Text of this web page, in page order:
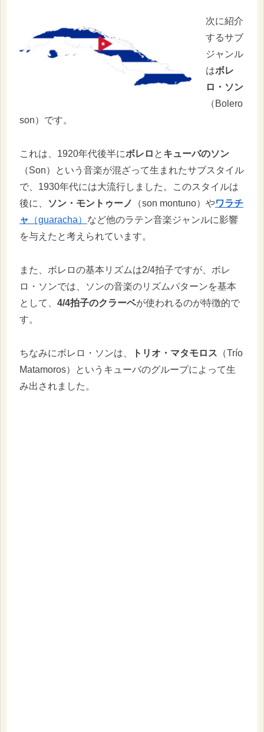
次に紹介
するサブ
ジャンル
はボレ
ロ・ソン
（Bolero
son）です。
これは、1920年代後半にボレロ と キューバのソン
（Son）という音楽が混ざって生まれたサブスタイル
で、1930年代には大流行しました。このスタイルは
後に、
ソン・モントゥーノ （son montuno）やワラチ
ャ
（guaracha） など他のラテン音楽ジャンルに影響
を与えたと考えられています。
また、ボレロの基本リズムは2/4拍子ですが、ボレ
ロ・ソンでは、ソンの音楽のリズムパターンを基本
として、 4/4拍子のクラーベが使われるのが特徴的で
す。
ちなみにボレロ・ソンは、 トリオ・マタモロス （Trío
Matamoros）というキューバのグループによって生
み出されました。